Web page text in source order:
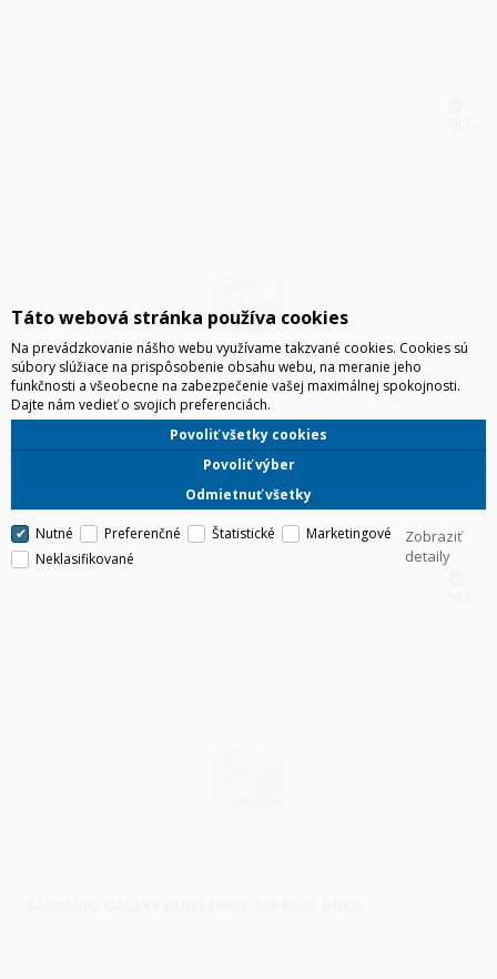
SAMSUNG GALAXY BUDS4 PRO, SM-R640, ČIERNA
Táto webová stránka používa cookies
Na prevádzkovanie nášho webu využívame takzvané cookies. Cookies sú
súbory slúžiace na prispôsobenie obsahu webu, na meranie jeho
funkčnosti a všeobecne na zabezpečenie vašej maximálnej spokojnosti.
Dajte nám vedieť o svojich preferenciách.
Odmietnuť všetky
Povoliť výber
Povoliť všetky cookies
Nutné Preferenčné Štatistické
Marketingové
Neklasifikované
Zobraziť
detaily